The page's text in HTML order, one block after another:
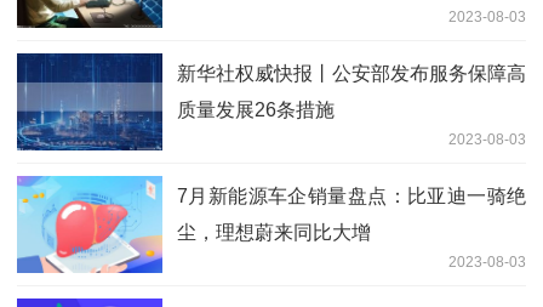
2023-08-03
新华社权威快报丨公安部发布服务保障高
质量发展26条措施
2023-08-03
7月新能源车企销量盘点：比亚迪一骑绝
尘，理想蔚来同比大增
2023-08-03